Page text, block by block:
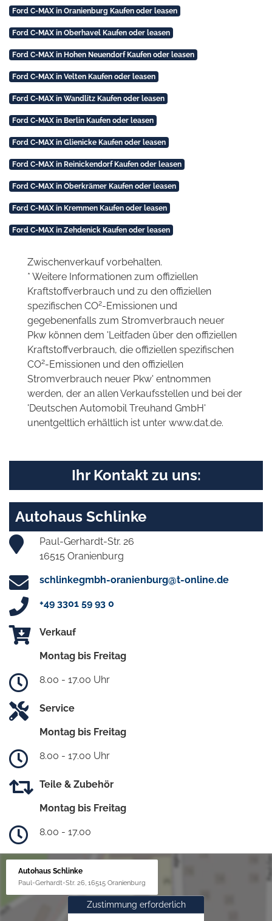
Ford C-MAX in Oranienburg Kaufen oder leasen
Ford C-MAX in Oberhavel Kaufen oder leasen
Ford C-MAX in Hohen Neuendorf Kaufen oder leasen
Ford C-MAX in Velten Kaufen oder leasen
Ford C-MAX in Wandlitz Kaufen oder leasen
Ford C-MAX in Berlin Kaufen oder leasen
Ford C-MAX in Glienicke Kaufen oder leasen
Ford C-MAX in Reinickendorf Kaufen oder leasen
Ford C-MAX in Oberkrämer Kaufen oder leasen
Ford C-MAX in Kremmen Kaufen oder leasen
Ford C-MAX in Zehdenick Kaufen oder leasen
Zwischenverkauf vorbehalten.
* Weitere Informationen zum offiziellen
Kraftstoffverbrauch und zu den offiziellen
spezifischen CO2-Emissionen und
gegebenenfalls zum Stromverbrauch neuer
Pkw können dem 'Leitfaden über den offiziellen
Kraftstoffverbrauch, die offiziellen spezifischen
CO2-Emissionen und den offiziellen
Stromverbrauch neuer Pkw' entnommen
werden, der an allen Verkaufsstellen und bei der
'Deutschen Automobil Treuhand GmbH'
unentgeltlich erhältlich ist unter www.dat.de.
Ihr Kontakt zu uns:
Autohaus Schlinke
Paul-Gerhardt-Str. 26
16515 Oranienburg
schlinkegmbh-oranienburg@t-online.de
+49 3301 59 93 0
Verkauf
Montag bis Freitag
8.00 - 17.00 Uhr
Service
Montag bis Freitag
8.00 - 17.00 Uhr
Teile & Zubehör
Montag bis Freitag
8.00 - 17.00
Autohaus Schlinke
Paul-Gerhardt-Str. 26, 16515 Oranienburg
Zustimmung erforderlich